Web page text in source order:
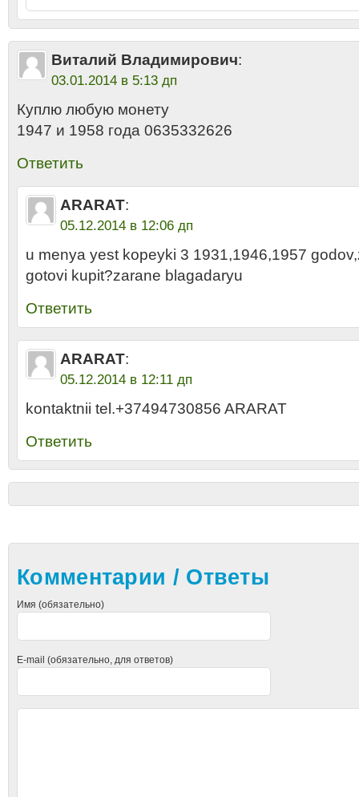
Виталий Владимирович:
03.01.2014 в 5:13 дп
Куплю любую монету
1947 и 1958 года 0635332626
Ответить
ARARAT:
05.12.2014 в 12:06 дп
u menya yest kopeyki 3 1931,1946,1957
gotovi kupit?zarane blagadaryu
Ответить
ARARAT:
05.12.2014 в 12:11 дп
kontaktnii tel.+37494730856 ARARAT
Ответить
Комментарии / Ответы
Имя (обязательно)
E-mail (обязательно, для ответов)